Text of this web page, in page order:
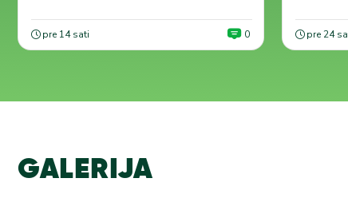
pre 14 sati 0 pre 24
GALERIJA